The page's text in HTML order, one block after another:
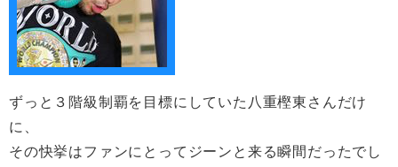
ずっと３階級制覇を目標にしていた八重樫東さんだけ
に、
その快挙はファンにとってジーンと来る瞬間だったでし